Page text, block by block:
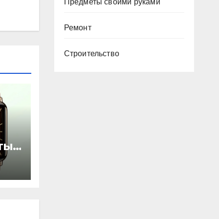
Предметы своими руками
Ремонт
Строительство